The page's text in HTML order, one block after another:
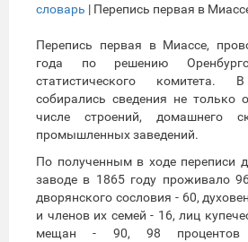
словарь | Перепись первая в
Перепись первая в Миассе,
года по решению
статистического комитета.
собирались сведения не только
числе строений, домашнего
промышленных заведений.
По полученным в ходе переписи
заводе в 1865 году проживало
дворянского сословия - 60,
и членов их семей - 16, лиц
мещан - 90, 98 процентов